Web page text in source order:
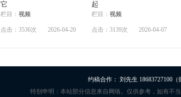
它
栏目： 视频
点击：3536次 2026-04-20
起
栏目： 视频
点击：3139次 2026-04-07
约稿合作： 刘先生 18683727100（
特别申明：本站部分信息来自网络。仅供参考，如有不